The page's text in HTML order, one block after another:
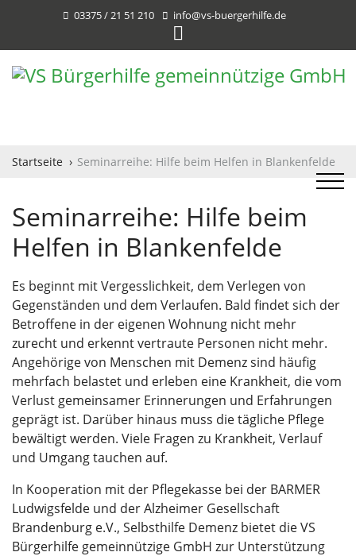
03375 / 21 51 210 info@vs-buergerhilfe.de
Startseite Seminarreihe: Hilfe beim Helfen in Blankenfelde
Seminarreihe: Hilfe beim
Helfen in Blankenfelde
Es beginnt mit Vergesslichkeit, dem Verlegen von
Gegenständen und dem Verlaufen. Bald findet sich der
Betroffene in der eigenen Wohnung nicht mehr
zurecht und erkennt vertraute Personen nicht mehr.
Angehörige von Menschen mit Demenz sind häufig
mehrfach belastet und erleben eine Krankheit, die vom
Verlust gemeinsamer Erinnerungen und Erfahrungen
geprägt ist. Darüber hinaus muss die tägliche Pflege
bewältigt werden. Viele Fragen zu Krankheit, Verlauf
und Umgang tauchen auf.
In Kooperation mit der Pflegekasse bei der BARMER
Ludwigsfelde und der Alzheimer Gesellschaft
Brandenburg e.V., Selbsthilfe Demenz bietet die VS
Bürgerhilfe gemeinnützige GmbH zur Unterstützung